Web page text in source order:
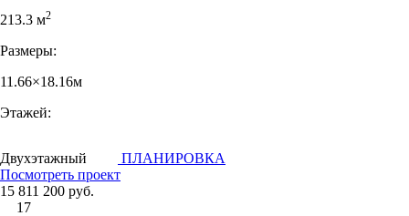
213.3 м2
Размеры:
11.66×18.16м
Этажей:
Двухэтажный
ПЛАНИРОВКА
Посмотреть проект
15 811 200 руб.
17